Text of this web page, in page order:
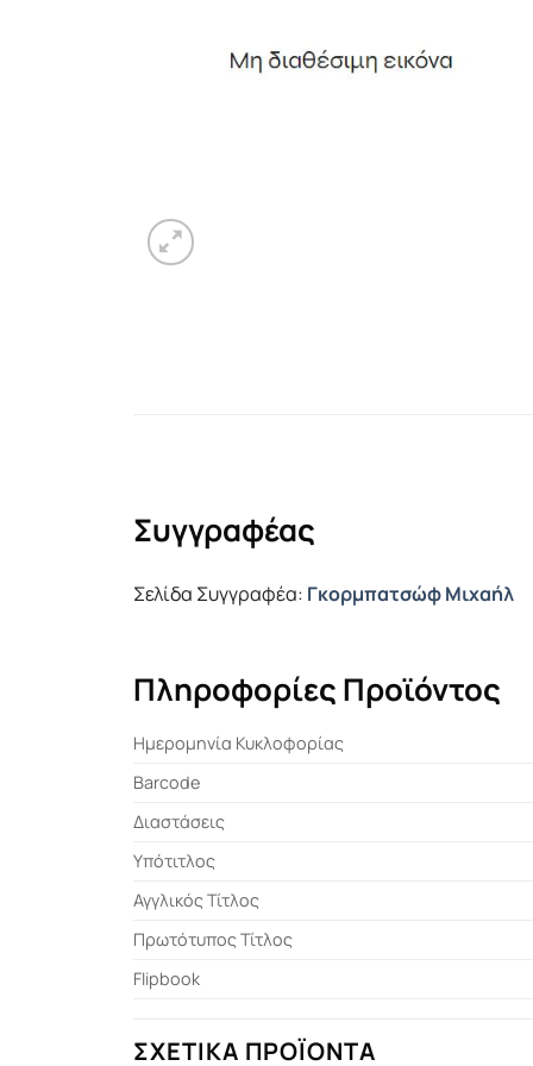
Συγγραφέας
Σελίδα Συγγραφέα: Γκορμπατσώφ Μιχαήλ
Πληροφορίες Προϊόντος
Ημερομηνία Κυκλοφορίας
Barcode
Διαστάσεις
Υπότιτλος
Αγγλικός Τίτλος
Πρωτότυπος Τίτλος
Flipbook
ΣΧΕΤΙΚΆ ΠΡΟΪΌΝΤΑ